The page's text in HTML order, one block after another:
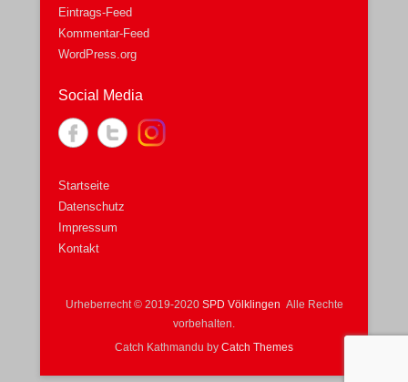
Eintrags-Feed
Kommentar-Feed
WordPress.org
Social Media
Startseite
Datenschutz
Impressum
Kontakt
Urheberrecht © 2019-2020 SPD Völklingen Alle Rechte
vorbehalten.
Catch Kathmandu by Catch Themes